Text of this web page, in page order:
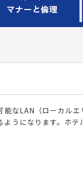
なLAN（ローカル
うになります。ホ